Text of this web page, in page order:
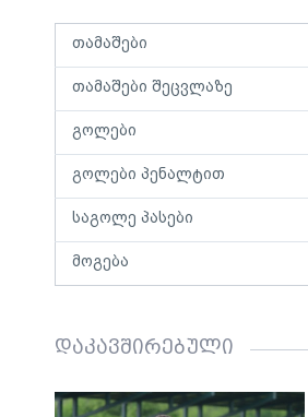
თამაშები
თამაშები შეცვლაზე
გოლები
გოლები პენალტით
საგოლე პასები
მოგება
დაკავშირებული